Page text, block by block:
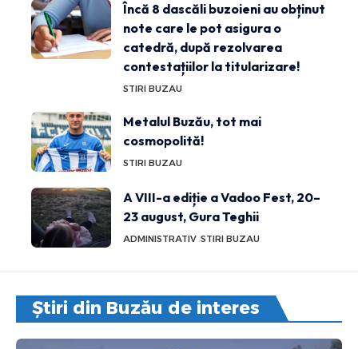
Încă 8 dascăli buzoieni au obținut
note care le pot asigura o
catedră, după rezolvarea
contestațiilor la titularizare!
STIRI BUZAU
Metalul Buzău, tot mai
cosmopolită!
STIRI BUZAU
A VIII-a ediție a Vadoo Fest, 20–
23 august, Gura Teghii
ADMINISTRATIV STIRI BUZAU
Știri din Buzău de interes